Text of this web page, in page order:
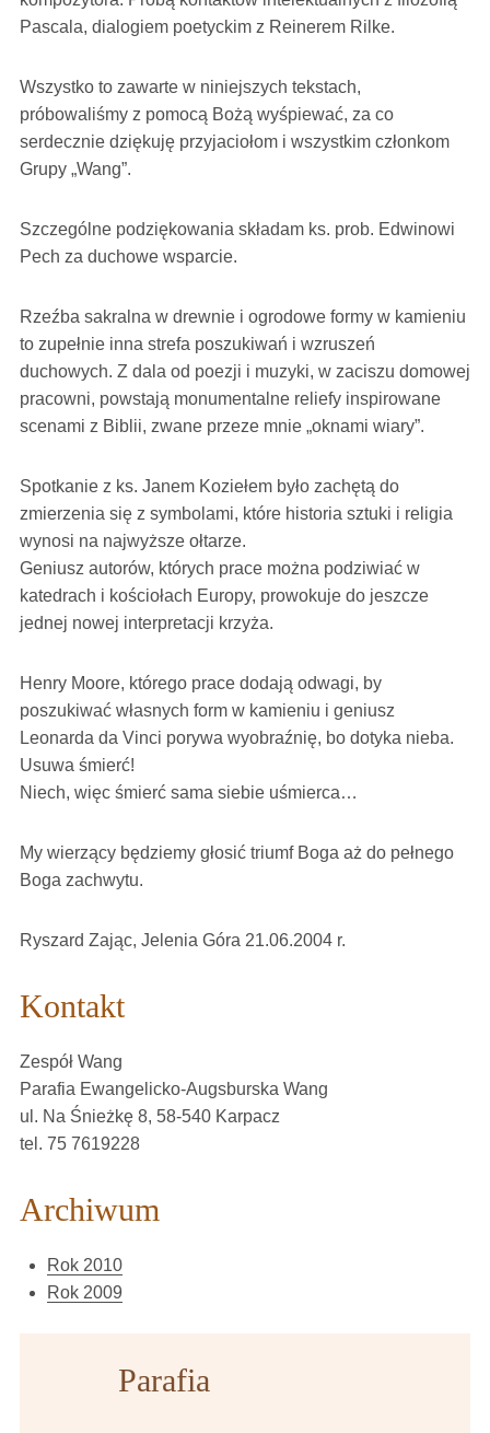
Pascala, dialogiem poetyckim z Reinerem Rilke.
Wszystko to zawarte w niniejszych tekstach,
próbowaliśmy z pomocą Bożą wyśpiewać, za co
serdecznie dziękuję przyjaciołom i wszystkim członkom
Grupy „Wang”.
Szczególne podziękowania składam ks. prob. Edwinowi
Pech za duchowe wsparcie.
Rzeźba sakralna w drewnie i ogrodowe formy w kamieniu
to zupełnie inna strefa poszukiwań i wzruszeń
duchowych. Z dala od poezji i muzyki, w zaciszu domowej
pracowni, powstają monumentalne reliefy inspirowane
scenami z Biblii, zwane przeze mnie „oknami wiary”.
Spotkanie z ks. Janem Koziełem było zachętą do
zmierzenia się z symbolami, które historia sztuki i religia
wynosi na najwyższe ołtarze.
Geniusz autorów, których prace można podziwiać w
katedrach i kościołach Europy, prowokuje do jeszcze
jednej nowej interpretacji krzyża.
Henry Moore, którego prace dodają odwagi, by
poszukiwać własnych form w kamieniu i geniusz
Leonarda da Vinci porywa wyobraźnię, bo dotyka nieba.
Usuwa śmierć!
Niech, więc śmierć sama siebie uśmierca…
My wierzący będziemy głosić triumf Boga aż do pełnego
Boga zachwytu.
Ryszard Zając, Jelenia Góra 21.06.2004 r.
Kontakt
Zespół Wang
Parafia Ewangelicko-Augsburska Wang
ul. Na Śnieżkę 8, 58-540 Karpacz
tel. 75 7619228
Archiwum
Rok 2010
Rok 2009
Parafia